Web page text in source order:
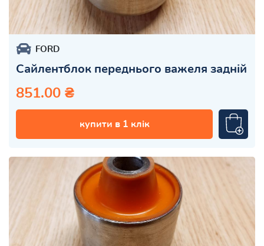
FORD
Сайлентблок переднього важеля задній
851.00 ₴
купити в 1 клік